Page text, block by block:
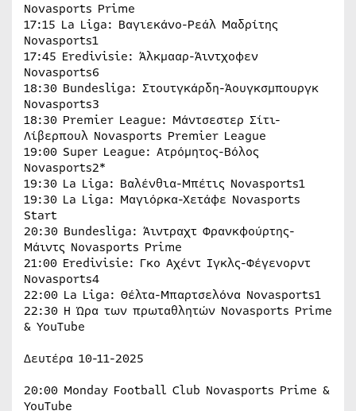
Novasports Prime
17:15 La Liga: Βαγιεκάνο-Ρεάλ Μαδρίτης
Novasports1
17:45 Eredivisie: Άλκμααρ-Άιντχοφεν
Novasports6
18:30 Bundesliga: Στουτγκάρδη-Άουγκσμπουργκ
Novasports3
18:30 Premier League: Μάντσεστερ Σίτι-
Λίβερπουλ Novasports Premier League
19:00 Super League: Ατρόμητος-Βόλος
Novasports2*
19:30 La Liga: Βαλένθια-Μπέτις Novasports1
19:30 La Liga: Μαγιόρκα-Χετάφε Novasports
Start
20:30 Bundesliga: Άιντραχτ Φρανκφούρτης-
Μάιντς Novasports Prime
21:00 Eredivisie: Γκο Αχέντ Ιγκλς-Φέγενορντ
Novasports4
22:00 La Liga: Θέλτα-Μπαρτσελόνα Novasports1
22:30 Η Ώρα των πρωταθλητών Novasports Prime
& YouTube
Δευτέρα 10-11-2025
20:00 Monday Football Club Novasports Prime &
YouTube